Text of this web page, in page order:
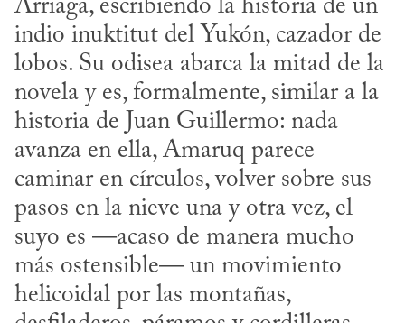
Arriaga, escribiendo la historia de un
indio inuktitut del Yukón, cazador de
lobos. Su odisea abarca la mitad de la
novela y es, formalmente, similar a la
historia de Juan Guillermo: nada
avanza en ella, Amaruq parece
caminar en círculos, volver sobre sus
pasos en la nieve una y otra vez, el
suyo es —acaso de manera mucho
más ostensible— un movimiento
helicoidal por las montañas,